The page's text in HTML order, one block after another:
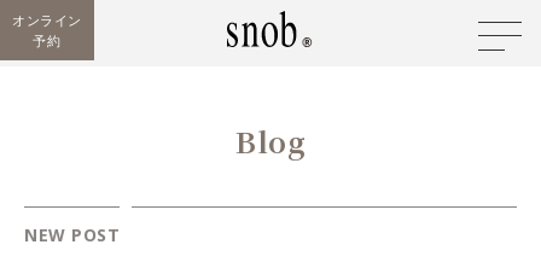
オンライン
予約
Blog
NEW POST